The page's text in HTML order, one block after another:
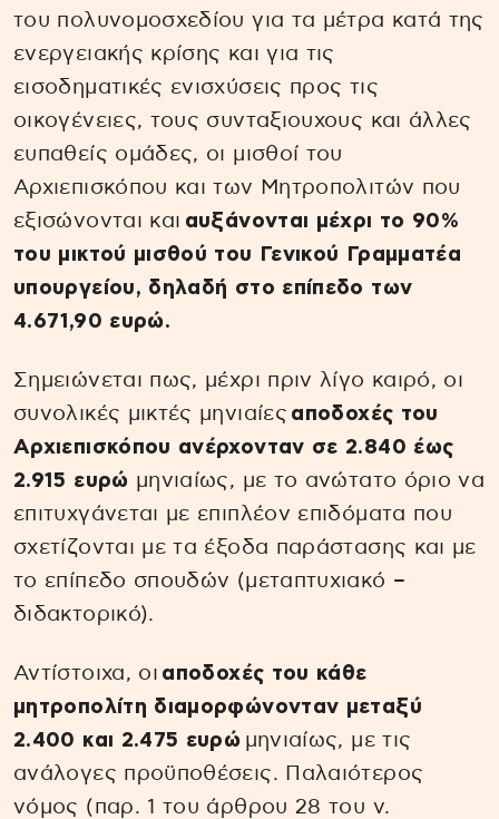
του πολυνομοσχεδίου για τα μέτρα κατά της
ενεργειακής κρίσης και για τις
εισοδηματικές ενισχύσεις προς τις
οικογένειες, τους συνταξιουχους και άλλες
ευπαθείς ομάδες, οι μισθοί του
Αρχιεπισκόπου και των Μητροπολιτών που
εξισώνονται και αυξάνονται μέχρι το 90%
του μικτού μισθού του Γενικού Γραμματέα
υπουργείου, δηλαδή στο επίπεδο των
4.671,90 ευρώ.
Σημειώνεται πως, μέχρι πριν λίγο καιρό, οι
συνολικές μικτές μηνιαίες αποδοχές του
Αρχιεπισκόπου ανέρχονταν σε 2.840 έως
2.915 ευρώ μηνιαίως, με το ανώτατο όριο να
επιτυχγάνεται με επιπλέον επιδόματα που
σχετίζονται με τα έξοδα παράστασης και με
το επίπεδο σπουδών (μεταπτυχιακό –
διδακτορικό).
Αντίστοιχα, οι αποδοχές του κάθε
μητροπολίτη διαμορφώνονταν μεταξύ
2.400 και 2.475 ευρώ μηνιαίως, με τις
ανάλογες προϋποθέσεις. Παλαιότερος
νόμος (παρ. 1 του άρθρου 28 του ν.